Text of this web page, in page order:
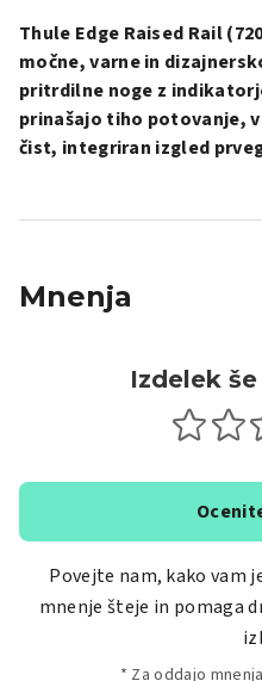
Thule Edge Raised Rail
močne, varne in
pritrdilne noge z
prinašajo tiho potovanje,
čist, integriran izgled
Mnenja
Izdelek
Povejte nam, kako vam
mnenje šteje in pomaga
* Za oddajo